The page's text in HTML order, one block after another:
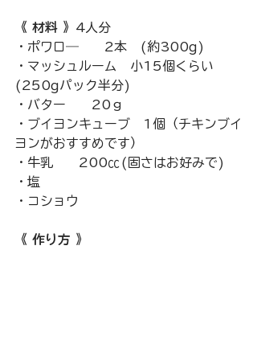
《 材料 》 4人分
・ポワロ―　　2本　(約300g)
・マッシュルーム　小15個くらい
(250gパック半分)
・バター　　20ｇ
・ブイヨンキューブ　1個（チキンブイ
ヨンがおすすめです）
・牛乳　　200㏄(固さはお好みで)
・塩
・コショウ
《 作り方 》